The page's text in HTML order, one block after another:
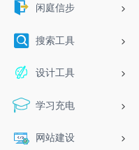
闲庭信步
搜索工具
设计工具
学习充电
网站建设